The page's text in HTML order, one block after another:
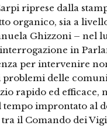
riprese dalla
organico, sia a
Ghizzoni – nel
in
per intervenire
delle
rapido ed efficace,
tempo improntato al
il Comando dei